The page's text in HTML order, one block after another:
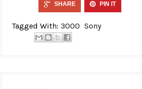
SHARE PIN IT
Tagged With: 3000 Sony